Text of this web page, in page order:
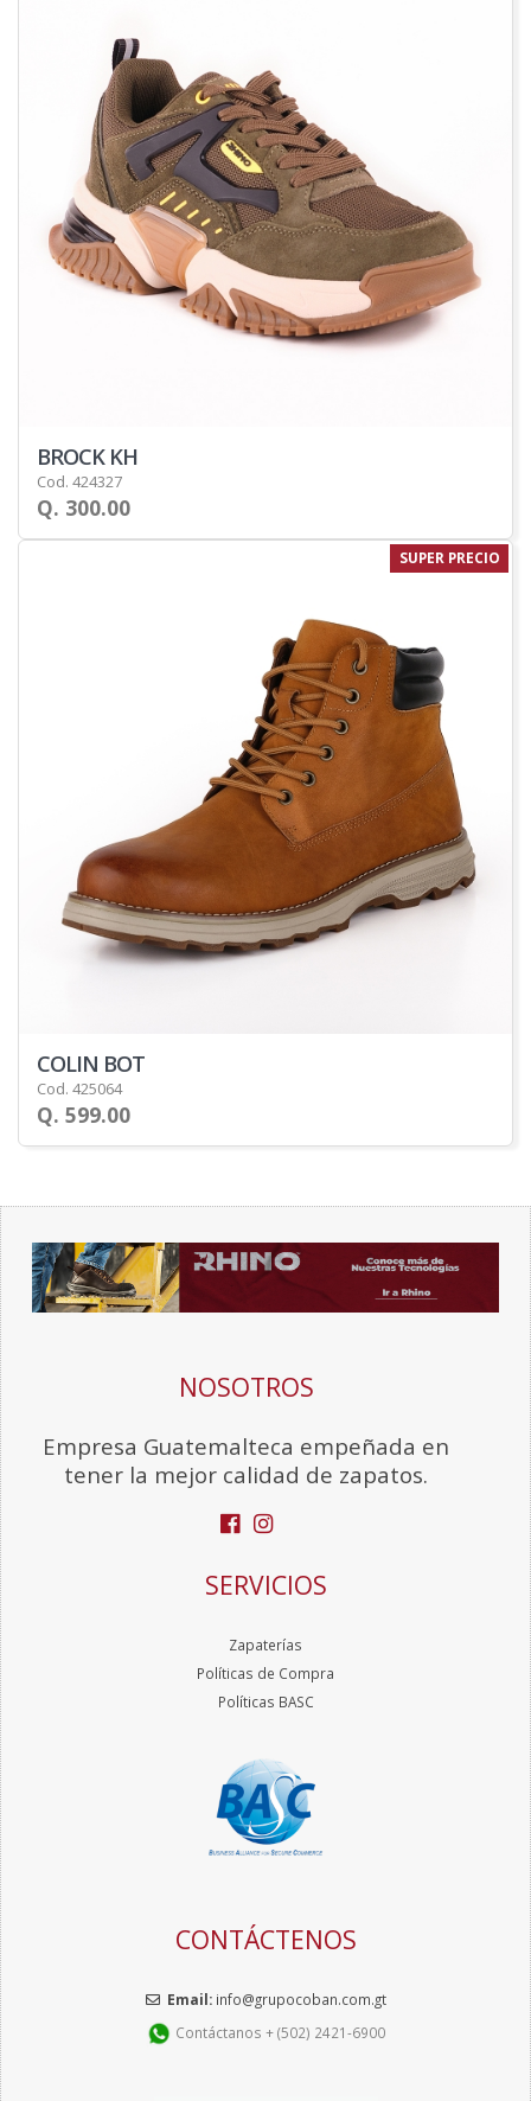
BROCK KH
Cod. 424327
Q. 300.00
SUPER PRECIO
COLIN BOT
Cod. 425064
Q. 599.00
NOSOTROS
Empresa Guatemalteca empeñada en
tener la mejor calidad de zapatos.
SERVICIOS
Zapaterías
Políticas de Compra
Políticas BASC
CONTÁCTENOS
Email: info@grupocoban.com.gt
Contáctanos + (502) 2421-6900